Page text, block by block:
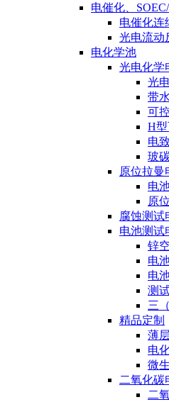
电催化、
电催化连
光电流动
电化学池
光电化学
光
带
可
H
电
玻
原位拉曼
电
原
腐蚀测试
电池测试
锌
电
电
测
三
精品定制
薄
电
微
二氧化碳
二